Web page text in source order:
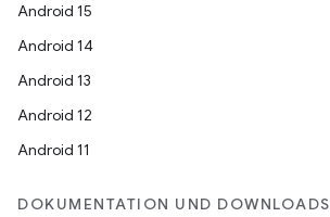
Android 15
Android 14
Android 13
Android 12
Android 11
DOKUMENTATION UND DOWNLOADS